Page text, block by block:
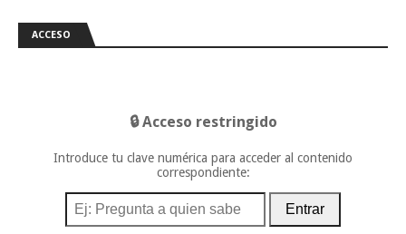
ACCESO
🔒 Acceso restringido
Introduce tu clave numérica para acceder al contenido
correspondiente:
Entrar